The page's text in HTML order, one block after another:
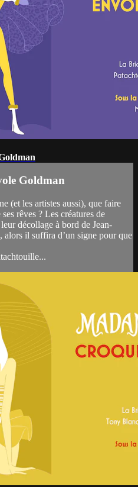
Goldman
(et les artistes aussi), que faire
rêves ? Les créatures de
décollage à bord de Jean-
alors il suffira d’un signe pour que